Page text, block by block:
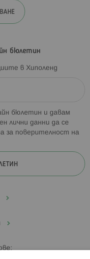
бюлетин
в Хиполенд
бюлетин и давам
лични данни да се
за поверителност на